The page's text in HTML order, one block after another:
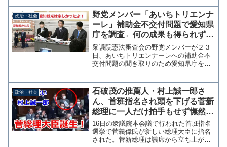
政治・社会
野党メンバー「あいちトリエンナ
ーレ」補助金不交付問題で愛知県
庁を調査←何の成果も得られずた
だの観光旅行に
衆議院憲法審査会の野党メンバーが２３
日、あいちトリエンナーレへの補助金不
交付問題の聞き取りのため愛知県庁を訪
た１０月２３日に聞き取り調査をしても
意味はなく、すでに知事や...
政治・社会
石破茂の推薦人・村上誠一郎さ
ん、首班指名され頭を下げる菅新
総理に一人だけ拍手もせず憮然と
した態度をとる
16日の衆議院本会議で行われた首班指名
選挙で菅義偉氏が新しい総理大臣に指名
された。菅新総理は議席から立ち上がり